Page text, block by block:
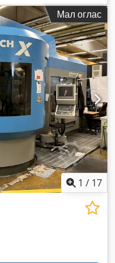
на оската Y:800
600 мм, максимална
, растојание на
по оската Y:800
600 мм , максимална
, капацитет на
вртење со
Мал оглас
1 / 17